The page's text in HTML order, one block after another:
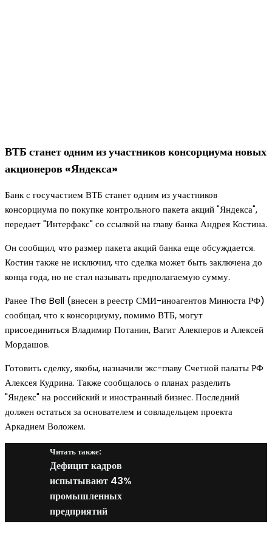
ВТБ станет одним из участников консорциума новых
акционеров «Яндекса»
Банк с госучастием ВТБ станет одним из участников
консорциума по покупке контрольного пакета акций "Яндекса",
передает "Интерфакс" со ссылкой на главу банка Андрея Костина.
Он сообщил, что размер пакета акций банка еще обсуждается.
Костин также не исключил, что сделка может быть заключена до
конца года, но не стал называть предполагаемую сумму.
Ранее The Bell (внесен в реестр СМИ-иноагентов Минюста РФ)
сообщал, что к консорциуму, помимо ВТБ, могут
присоединиться Владимир Потанин, Вагит Алекперов и Алексей
Мордашов.
Готовить сделку, якобы, назначили экс-главу Счетной палаты РФ
Алексея Кудрина. Также сообщалось о планах разделить
"Яндекс" на российский и иностранный бизнес. Последний
должен остаться за основателем и совладельцем проекта
Аркадием Воложем.
Читать также:
Дефицит кадров
испытывают 43%
промышленных
предприятий